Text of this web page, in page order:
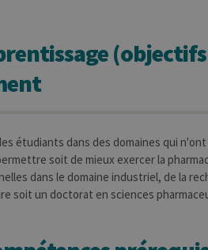
étudiants dans des domaines qui
soit de mieux exercer la
dans le domaine industriel, de la
soit un doctorat en sciences